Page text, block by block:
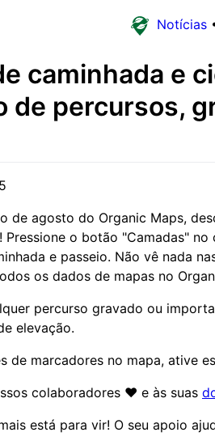
Notícias
caminhada e
de percursos,
de agosto do Organic Maps,
o botão "Camadas"
e passeio. Não vê nada
os dados de mapas no
percurso gravado ou
elevação.
de marcadores no mapa, ative
colaboradores ❤️ e às suas
está para vir! O seu apoio